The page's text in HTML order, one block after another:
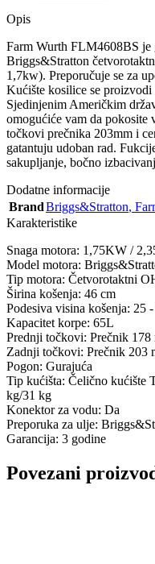
Opis
Farm Wurth FLM4608BS je
Briggs&Stratton
1,7kw). Preporučuje se za
Kućište kosilice se
Sjedinjenim Američkim
omogućiće vam da pokosite
točkovi prečnika 203mm i
gatantuju udoban rad.
sakupljanje, bočno
Dodatne informacije
BrandBriggs&Stratton,
Karakteristike
Snaga motora: 1,75KW /
Model motora:
Tip motora: Četvorotaktni
Širina košenja: 46 cm
Podesiva visina košenja: 25
Kapacitet korpe: 65L
Prednji točkovi: Prečnik 178
Zadnji točkovi: Prečnik 203
Pogon: Gurajuća
Tip kućišta: Čelično kućište
kg/31 kg
Konektor za vodu: Da
Preporuka za ulje:
Garancija: 3 godine
Povezani